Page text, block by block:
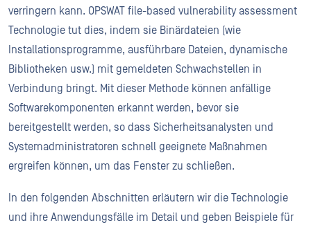
verringern kann. OPSWAT file-based vulnerability assessment
Technologie tut dies, indem sie Binärdateien (wie
Installationsprogramme, ausführbare Dateien, dynamische
Bibliotheken usw.) mit gemeldeten Schwachstellen in
Verbindung bringt. Mit dieser Methode können anfällige
Softwarekomponenten erkannt werden, bevor sie
bereitgestellt werden, so dass Sicherheitsanalysten und
Systemadministratoren schnell geeignete Maßnahmen
ergreifen können, um das Fenster zu schließen.
In den folgenden Abschnitten erläutern wir die Technologie
und ihre Anwendungsfälle im Detail und geben Beispiele für